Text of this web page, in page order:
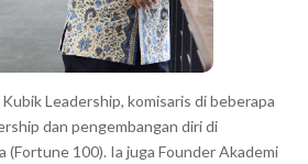
Kubik Leadership, komisaris di beberapa
dan pengembangan diri di
(Fortune 100). Ia juga Founder Akademi